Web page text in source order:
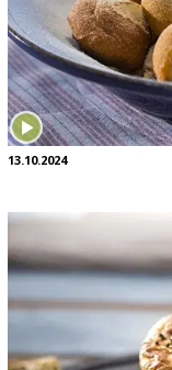
13.10.2024